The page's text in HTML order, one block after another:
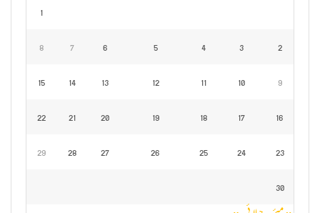
1
2
3
4
5
6
7
8
9
10
11
12
13
14
15
16
17
18
19
20
21
22
23
24
25
26
27
28
29
30